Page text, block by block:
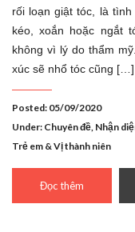
rối loạn giật tóc, là
kéo, xoắn hoặc ngắt
không vì lý do thẩm
xúc sẽ nhổ tóc cũng […]
Posted: 05/09/2020
Under: Chuyên đề, Nhận
Trẻ em & Vị thành niên
Đọc thêm